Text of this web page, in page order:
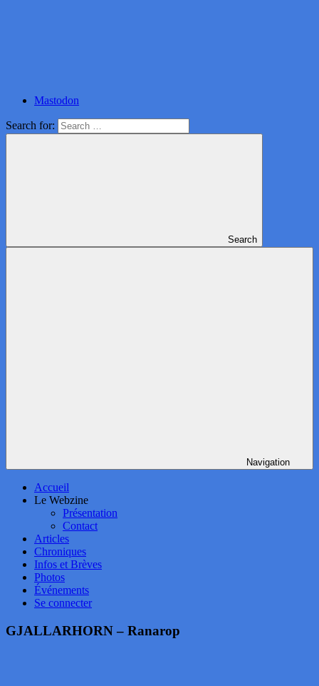
Mastodon
Search for:
Search
Navigation
Accueil
Le Webzine
Présentation
Contact
Articles
Chroniques
Infos et Brèves
Photos
Événements
Se connecter
GJALLARHORN – Ranarop